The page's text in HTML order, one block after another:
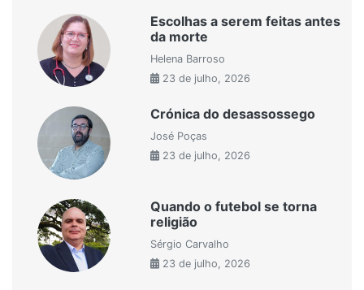
Escolhas a serem feitas antes
da morte
Helena Barroso
23 de julho, 2026
Crónica do desassossego
José Poças
23 de julho, 2026
Quando o futebol se torna
religião
Sérgio Carvalho
23 de julho, 2026